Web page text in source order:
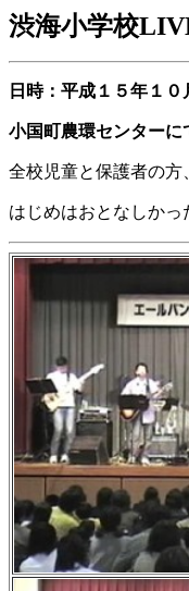
渋海小学校
日時：平成１５年１
小国町農環センターに
全校児童と保護者の
はじめはおとなしか